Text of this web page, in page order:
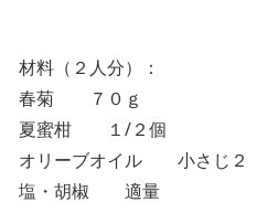
材料（２人分）：
春菊 ７０ｇ
夏蜜柑 １/２個
オリーブオイル 小さじ２
塩・胡椒 適量